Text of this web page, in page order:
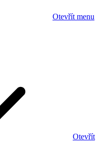
Otevřít menu
Otevřít